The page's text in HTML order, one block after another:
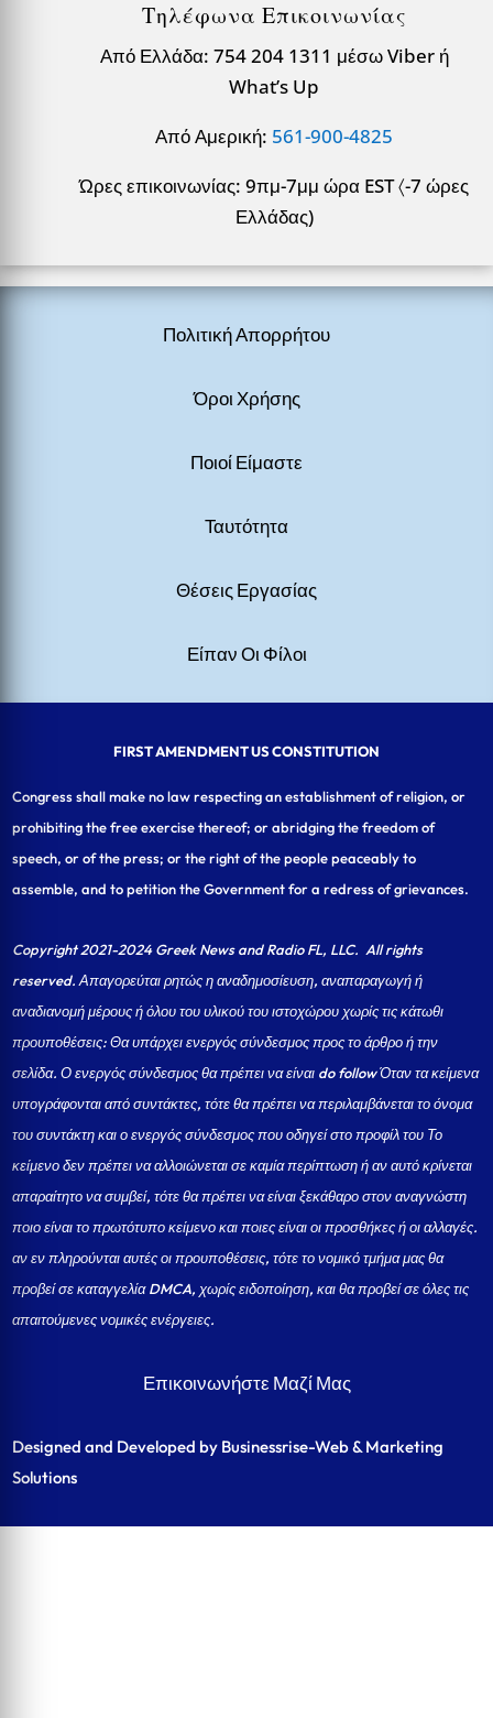
Τηλέφωνα Επικοινωνίας
Από Ελλάδα: 754 204 1311 μέσω Viber ή
What’s Up
Από Αμερική: 561-900-4825
Ώρες επικοινωνίας: 9πμ-7μμ ώρα EST 〈-7 ώρες
Ελλάδας)
Πολιτική Απορρήτου
Όροι Χρήσης
Ποιοί Είμαστε
Ταυτότητα
Θέσεις Εργασίας
Είπαν Οι Φίλοι
FIRST AMENDMENT US CONSTITUTION
Congress shall make no law respecting an establishment of religion, or
prohibiting the free exercise thereof; or abridging the freedom of
speech, or of the press; or the right of the people peaceably to
assemble, and to petition the Government for a redress of grievances.
Copyright 2021-2024 Greek News and Radio FL, LLC. All rights
reserved. Απαγορεύται ρητώς η αναδημοσίευση, αναπαραγωγή ή
αναδιανομή μέρους ή όλου του υλικού του ιστοχώρου χωρίς τις κάτωθι
προυποθέσεις: Θα υπάρχει ενεργός σύνδεσμος προς το άρθρο ή την
σελίδα.Ο ενεργός σύνδεσμος θα πρέπει να είναι do follow Όταν τα κείμενα
υπογράφονται από συντάκτες, τότε θα πρέπει να περιλαμβάνεται το όνομα
του συντάκτη και ο ενεργός σύνδεσμος που οδηγεί στο προφίλ του Το
κείμενο δεν πρέπει να αλλοιώνεται σε καμία περίπτωση ή αν αυτό κρίνεται
απαραίτητο να συμβεί, τότε θα πρέπει να είναι ξεκάθαρο στον αναγνώστη
ποιο είναι το πρωτότυπο κείμενο και ποιες είναι οι προσθήκες ή οι αλλαγές.
αν εν πληρούνται αυτές οι προυποθέσεις, τότε το νομικό τμήμα μας θα
προβεί σε καταγγελία DMCA, χωρίς ειδοποίηση, και θα προβεί σε όλες τις
απαιτούμενες νομικές ενέργειες.
Επικοινωνήστε Μαζί Μας
Designed and Developed by Businessrise-Web & Marketing
Solutions